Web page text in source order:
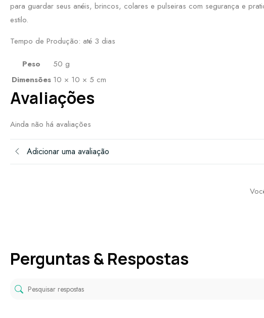
para guardar seus anéis, brincos, colares e pulseiras com segurança e
estilo.
Tempo de Produção: até 3 dias
Peso
50 g
Dimensões 10 × 10 × 5 cm
Avaliações
Ainda não há avaliações
Adicionar uma avaliação
Perguntas & Respostas